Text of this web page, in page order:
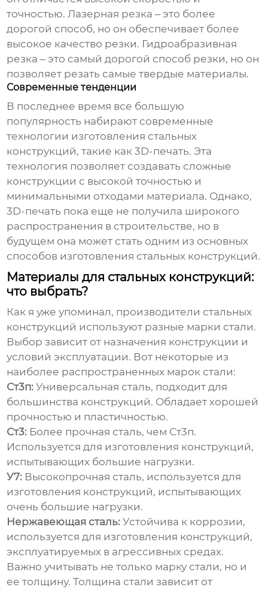
точностью. Лазерная резка – это более
дорогой способ, но он обеспечивает более
высокое качество резки. Гидроабразивная
резка – это самый дорогой способ резки, но он
позволяет резать самые твердые материалы.
Современные тенденции
В последнее время все большую
популярность набирают современные
технологии изготовления стальных
конструкций, такие как 3D-печать. Эта
технология позволяет создавать сложные
конструкции с высокой точностью и
минимальными отходами материала. Однако,
3D-печать пока еще не получила широкого
распространения в строительстве, но в
будущем она может стать одним из основных
способов изготовления стальных конструкций.
Материалы для стальных конструкций:
что выбрать?
Как я уже упоминал, производители стальных
конструкций используют разные марки стали.
Выбор зависит от назначения конструкции и
условий эксплуатации. Вот некоторые из
наиболее распространенных марок стали:
Ст3п: Универсальная сталь, подходит для
большинства конструкций. Обладает хорошей
прочностью и пластичностью.
Ст3: Более прочная сталь, чем Ст3п.
Используется для изготовления конструкций,
испытывающих большие нагрузки.
У7: Высокопрочная сталь, используется для
изготовления конструкций, испытывающих
очень большие нагрузки.
Нержавеющая сталь: Устойчива к коррозии,
используется для изготовления конструкций,
эксплуатируемых в агрессивных средах.
Важно учитывать не только марку стали, но и
ее толщину. Толщина стали зависит от